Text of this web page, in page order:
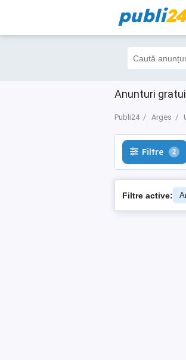
publi24
Anunturi
Publi24 Arges
Filtre 2
Filtre 2
Filtre active: